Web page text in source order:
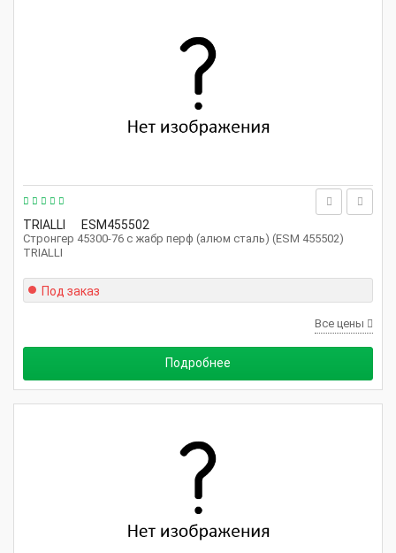
TRIALLI ESM455502
Стронгер 45300-76 с жабр перф (алюм сталь) (ESM 455502)
TRIALLI
Под заказ
Все цены
Подробнее